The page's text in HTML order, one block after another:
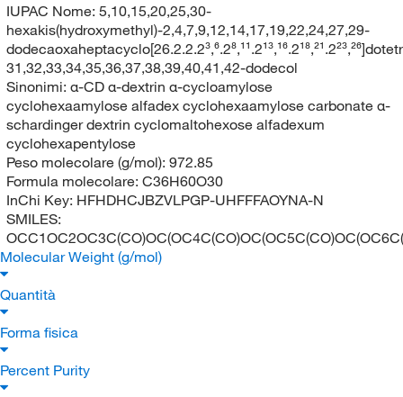
IUPAC Nome: 5,10,15,20,25,30-
hexakis(hydroxymethyl)-2,4,7,9,12,14,17,19,22,24,27,29-
31,32,33,34,35,36,37,38,39,40,41,42-dodecol
Sinonimi: α-CD α-dextrin α-cycloamylose
cyclohexaamylose alfadex cyclohexaamylose carbonate α-
schardinger dextrin cyclomaltohexose alfadexum
cyclohexapentylose
Peso molecolare (g/mol): 972.85
Formula molecolare: C36H60O30
InChi Key: HFHDHCJBZVLPGP-UHFFFAOYNA-N
SMILES:
Molecular Weight (g/mol)
Quantità
Forma fisica
Percent Purity